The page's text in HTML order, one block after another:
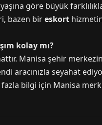
yaşına göre büyük
bazen bireskort
kolay mı?
Manisa şehir
aracınızla seyahat
fazla bilgi için Manisa